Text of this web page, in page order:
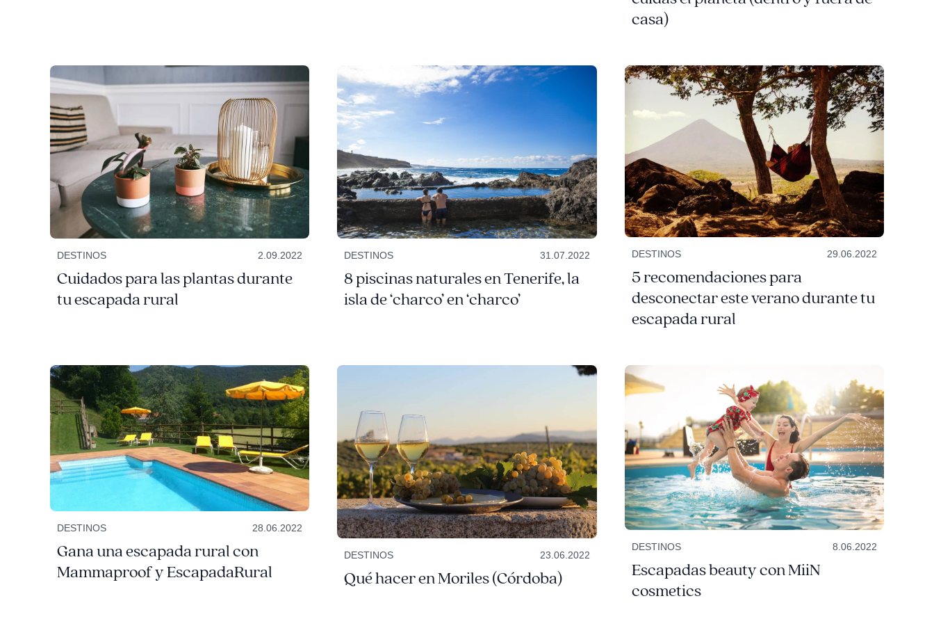
casa)
DESTINOS 2.09.2022
Cuidados para las plantas durante
tu escapada rural
DESTINOS 31.07.2022
8 piscinas naturales en Tenerife, la
isla de ‘charco’ en ‘charco’
DESTINOS 29.06.2022
5 recomendaciones para
desconectar este verano durante tu
escapada rural
DESTINOS 28.06.2022
Gana una escapada rural con
Mammaproof y EscapadaRural
DESTINOS 23.06.2022
Qué hacer en Moriles (Córdoba)
DESTINOS 8.06.2022
Escapadas beauty con MiiN
cosmetics